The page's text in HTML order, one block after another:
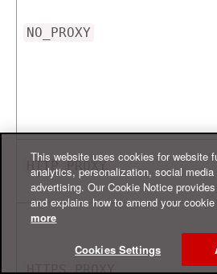
NO_PROXY
HTTP_PROXY
HTTPS_PROXY
This website uses cookies for website
analytics, personalization, social
advertising. Our Cookie Notice
and explains how to amend your
more
Cookies Settings